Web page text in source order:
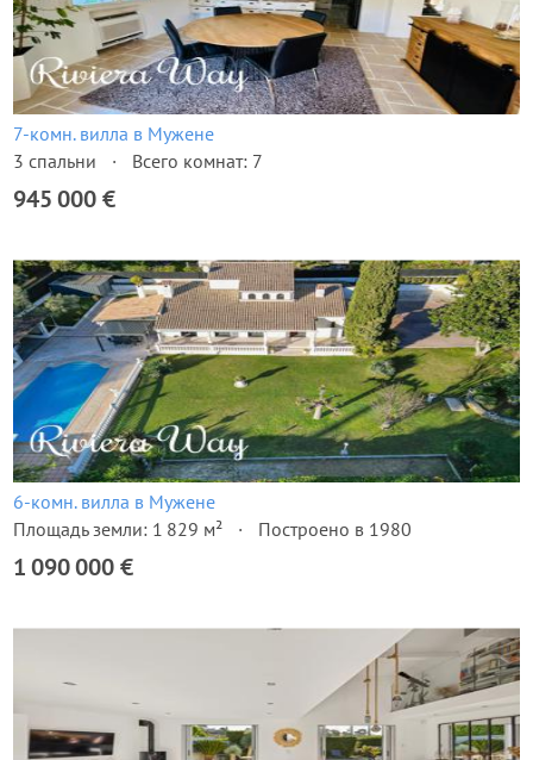
7-комн. вилла в Мужене
3 спальни
Всего комнат: 7
945 000 €
6-комн. вилла в Мужене
Площадь земли: 1 829 м²
Построено в 1980
1 090 000 €